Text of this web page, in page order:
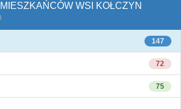
WSI KOŁCZYN
147
72
75